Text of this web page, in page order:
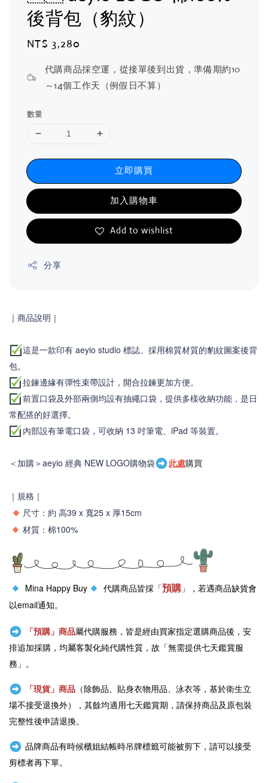
後背包（豹紋）
Regular
NT$ 3,280
代購商品採空運，從接單後到出貨，準備期約10
～14個工作天（例假日不算）
數量
立即購買
加入購物車
Add to wishlist
分享
｜商品說明 ｜
這是一款印有 aeyio studio 標誌、採用棉質材質的豹紋圖案後背
包。
拉鍊邊緣有彈性束帶設計，開合拉鍊更加方便。
前置口袋及外部兩側均設有抽繩口袋，提供多樣收納功能，是日
常配搭的好選擇。
內部設有筆電口袋，可收納 13 吋筆電、iPad 等裝置。
＜加購＞aeyio 經典 NEW LOGO購物袋 此處購買
｜規格｜
尺寸：約 高39 x 寬25 x 厚15cm
材質：棉100%
Mina Happy Buy 代購商品皆採「預購」，若遇商品缺貨會
以email通知。
「預購」商品屬代購服務，皆是經由買家指定選購商品後，安
排追加採購，均屬客製化純代購性質，故「無需提供七天鑑賞服
務」。
「現貨」商品（除飾品、貼身衣物用品、泳衣等，基於衛生立
場不接受退換外），其餘均適用七天鑑賞期，請保持商品及原包裝
完整性後申請退換。
品牌商品有時候櫃姐結帳時吊牌標籤可能被剪下，請可以接受
剪標者再下單。